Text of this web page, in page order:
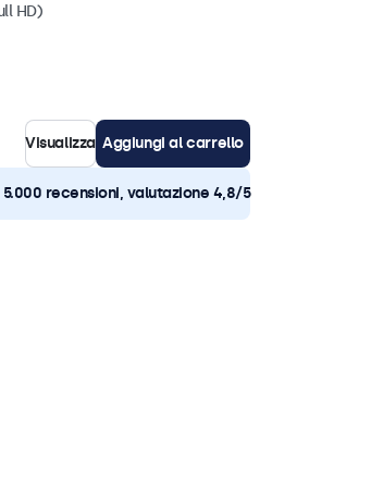
HD)
Visualizza Aggiungi al carrello
recensioni, valutazione 4,8/5